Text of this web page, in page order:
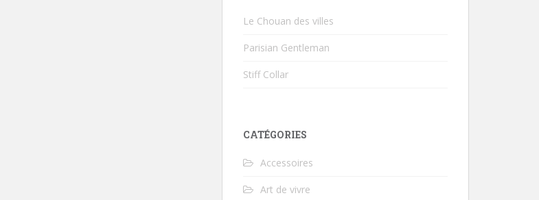
Le Chouan des villes
Parisian Gentleman
Stiff Collar
CATÉGORIES
Accessoires
Art de vivre